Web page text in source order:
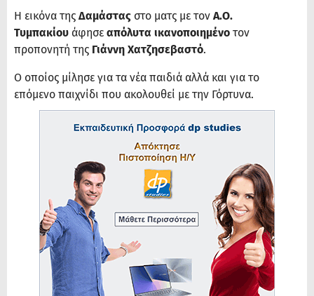
Η εικόνα της Δαμάστας στο ματς με τον Α.Ο.
Τυμπακίου άφησε απόλυτα ικανοποιημένο τον
προπονητή της Γιάννη Χατζησεβαστό.
Ο οποίος μίλησε για τα νέα παιδιά αλλά και για το
επόμενο παιχνίδι που ακολουθεί με την Γόρτυνα.